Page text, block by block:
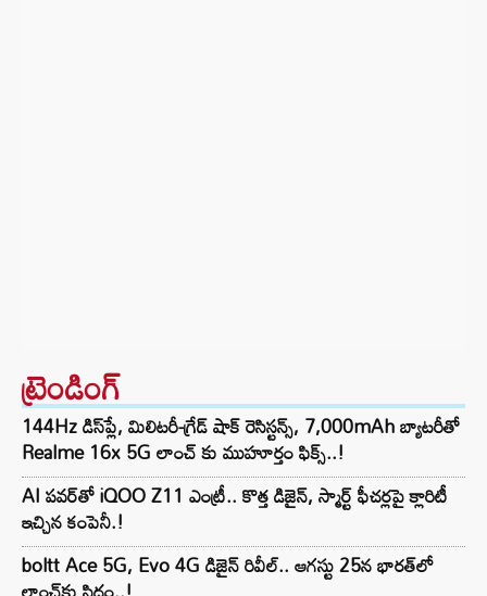
ట్రెండింగ్‌
144Hz డిస్‌ప్లే, మిలిటరీ-గ్రేడ్ షాక్ రెసిస్టన్స్, 7,000mAh బ్యాటరీతో
Realme 16x 5G లాంచ్ కు ముహూర్తం ఫిక్స్..!
AI పవర్‌తో iQOO Z11 ఎంట్రీ.. కొత్త డిజైన్, స్మార్ట్ ఫీచర్లపై క్లారిటీ
ఇచ్చిన కంపెనీ.!
boltt Ace 5G, Evo 4G డిజైన్ రివీల్.. ఆగస్టు 25న భారత్‌లో